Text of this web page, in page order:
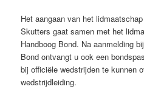
Het aangaan van het
Skutters gaat samen met het
Handboog Bond. Na aanmelding
Bond ontvangt u ook een
bij officiële wedstrijden te kunnen
wedstrijdleiding.